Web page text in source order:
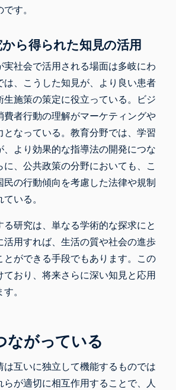
す。
ら得られた知見の活用
実社会で活用される場面は多岐にわ
は、こうした知見が、より良い患者
生施策の策定に役立っている。ビジ
費者行動の理解がマーケティングや
となっている。教育分野では、学習
、より効果的な指導法の開発につな
に、公共政策の分野においても、こ
民の行動傾向を考慮した法律や規制
いる。
る研究は、単なる学術的な探求にと
活用すれば、生活の質や社会の進歩
とができる手段でもあります。この
ており、将来さらに深い知見と応用
。
ながっている
は互いに独立して機能するものでは
らが適切に相互作用することで、人